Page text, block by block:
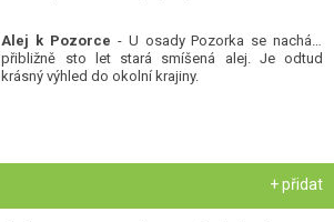
Alej k Pozorce - U osady Pozorka se nachází
přibližně sto let stará smíšená alej. Je odtud
krásný výhled do okolní krajiny.
+ přidat